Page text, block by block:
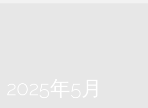
2025年5月